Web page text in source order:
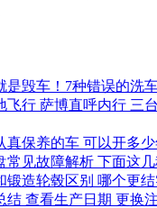
是毁车！7种错误的洗
飞行 萨博直呼内行 三
真保养的车 可以开多少
常见故障解析 下面这
锻造轮毂区别 哪个更
结 查看生产日期 更换